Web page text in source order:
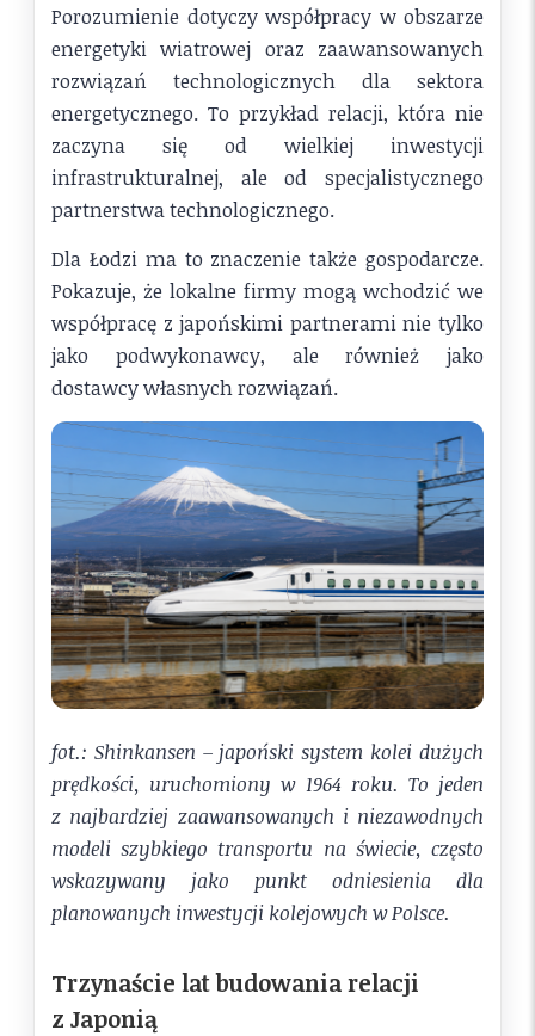
Porozumienie dotyczy współpracy w obszarze
energetyki wiatrowej oraz zaawansowanych
rozwiązań technologicznych dla sektora
energetycznego. To przykład relacji, która nie
zaczyna się od wielkiej inwestycji
infrastrukturalnej, ale od specjalistycznego
partnerstwa technologicznego.
Dla Łodzi ma to znaczenie także gospodarcze.
Pokazuje, że lokalne firmy mogą wchodzić we
współpracę z japońskimi partnerami nie tylko
jako podwykonawcy, ale również jako
dostawcy własnych rozwiązań.
fot.: Shinkansen – japoński system kolei dużych
prędkości, uruchomiony w 1964 roku. To jeden
z najbardziej zaawansowanych i niezawodnych
modeli szybkiego transportu na świecie, często
wskazywany jako punkt odniesienia dla
planowanych inwestycji kolejowych w Polsce.
Trzynaście lat budowania relacji
z Japonią